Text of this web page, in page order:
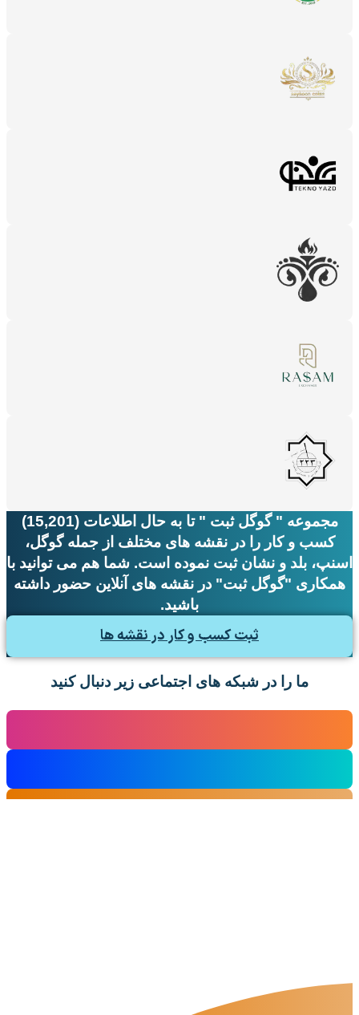
مجموعه " گوگل ثبت " تا به حال اطلاعات (15,201)
کسب و کار را در نقشه های مختلف از جمله گوگل،
اسنپ، بلد و نشان ثبت نموده است. شما هم می توانید با
همکاری "گوگل ثبت" در نقشه های آنلاین حضور داشته
باشید.
ثبت کسب و کار در نقشه ها
ما را در شبکه های اجتماعی زیر دنبال کنید